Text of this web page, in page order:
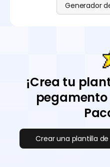
Generador
¡Crea tu
Crear una plantilla